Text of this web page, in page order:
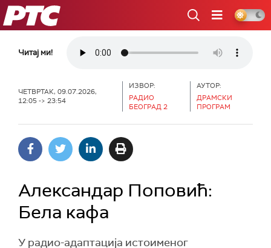
РТС
Читај ми!
ЧЕТВРТАК, 09.07.2026,
12:05 -> 23:54
ИЗВОР:
РАДИО
БЕОГРАД 2
АУТОР:
ДРАМСКИ
ПРОГРАМ
Александар Поповић:
Бела кафа
У радио-адаптација истоименог